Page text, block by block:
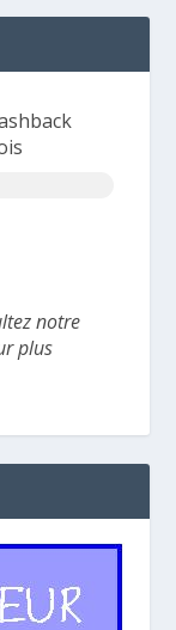
notre
plus